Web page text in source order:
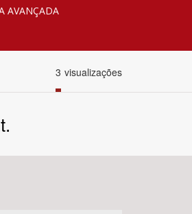
AVANÇADA
3 visualizações